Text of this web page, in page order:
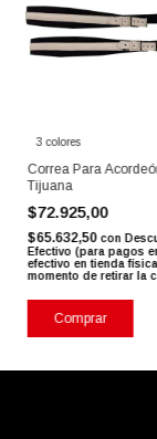
3 colores
Correa Para
Tijuana
$72.925,00
$65.632,50 con
Efectivo (para pagos
efectivo en tienda física
momento de retirar la
Comprar